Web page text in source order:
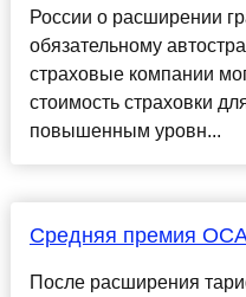
России о расширении
обязательному
страховые компании
стоимость страховки
повышенным уровн...
Средняя премия
После расширения